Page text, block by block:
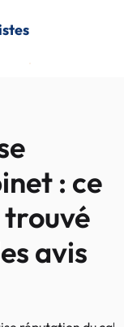
: ce
trouvé
avis